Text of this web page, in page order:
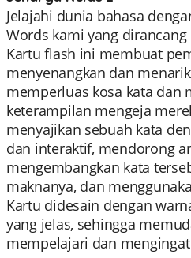
Jelajahi dunia bahasa
Words kami yang
Kartu flash ini membuat
menyenangkan dan
memperluas kosa kata dan
keterampilan mengeja
menyajikan sebuah kata
dan interaktif, mendorong
mengembangkan kata
maknanya, dan
Kartu didesain dengan
yang jelas, sehingga
mempelajari dan